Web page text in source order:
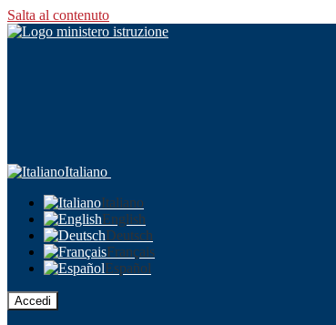
Salta al contenuto
Italiano
Italiano
English
Deutsch
Français
Español
Accedi